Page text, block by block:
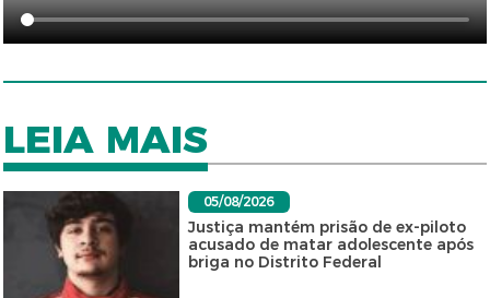
LEIA MAIS
05/08/2026
Justiça mantém prisão de ex-piloto
acusado de matar adolescente após
briga no Distrito Federal